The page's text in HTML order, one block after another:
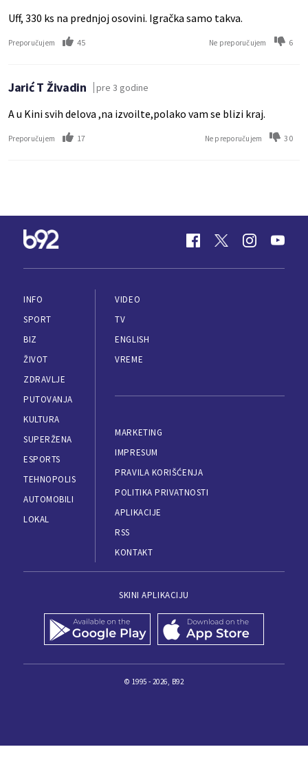
Uff, 330 ks na prednjoj osovini. Igračka samo takva.
Preporučujem 45 Ne preporučujem 6
Jarić T Živadin pre 3 godine
A u Kini svih delova ,na izvoilte,polako vam se blizi kraj.
Preporučujem 17 Ne preporučujem 30
INFO
SPORT
BIZ
ŽIVOT
ZDRAVLJE
PUTOVANJA
KULTURA
SUPERŽENA
ESPORTS
TEHNOPOLIS
AUTOMOBILI
LOKAL
VIDEO
TV
ENGLISH
VREME
MARKETING
IMPRESUM
PRAVILA KORIŠĆENJA
POLITIKA PRIVATNOSTI
APLIKACIJE
RSS
KONTAKT
SKINI APLIKACIJU
© 1995 - 2026, B92